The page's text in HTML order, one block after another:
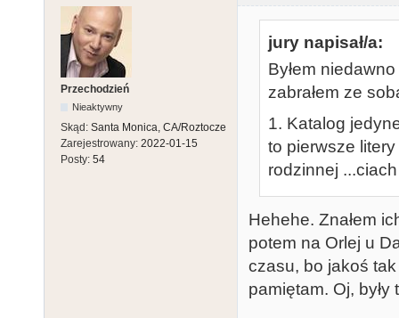
Przechodzień
Nieaktywny
Skąd: Santa Monica, CA/Roztocze
Zarejestrowany: 2022-01-15
Posty: 54
jury napisał/a:
Byłem
zabrałem ze
1. Katalog
to pierwsze
rodzinnej
Hehehe. Znałem
potem na Orlej u
czasu, bo jakoś
pamiętam. Oj, były